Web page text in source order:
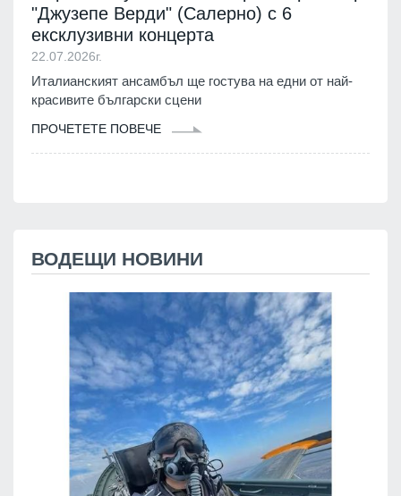
"Джузепе Верди" (Салерно) с 6
ексклузивни концерта
22.07.2026г.
Италианският ансамбъл ще гостува на едни от най-
красивите български сцени
ПРОЧЕТЕТЕ ПОВЕЧЕ
ВОДЕЩИ НОВИНИ